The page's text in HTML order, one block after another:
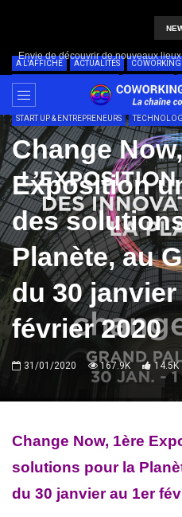
Coworking Summer, le
A L'AFFICHE ACTUALITÉS COWORKING
DESIGN & AMENAGEMENT
INNOVATION INTERNATIONAL LIVRES
START UP & ENTREPRENEURS
Change
Exposition
des
Planète, au
du 30
février 2020
31/01/2020 167.9K 14.5K
Change Now, 1ère
solutions pour la
du 30 janvier au 1er